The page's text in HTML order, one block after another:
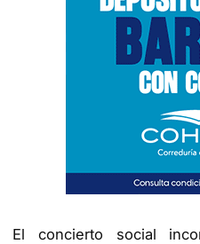
El concierto social